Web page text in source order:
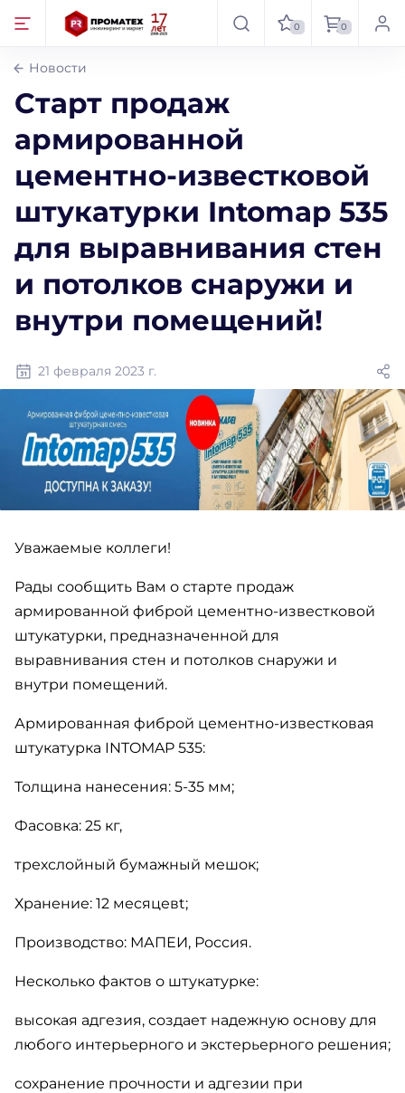
0 0
Новости
Старт продаж
армированной
цементно-известковой
штукатурки Intomap 535
для выравнивания стен
и потолков снаружи и
внутри помещений!
21 февраля 2023 г.
Уважаемые коллеги!
Рады сообщить Вам о старте продаж
армированной фиброй цементно-известковой
штукатурки, предназначенной для
выравнивания стен и потолков снаружи и
внутри помещений.
Армированная фиброй цементно-известковая
штукатурка INTOMAP 535:
Толщина нанесения: 5-35 мм;
Фасовка: 25 кг,
трехслойный бумажный мешок;
Хранение: 12 месяцевt;
Производство: МАПЕИ, Россия.
Несколько фактов о штукатурке:
высокая адгезия, создает надежную основу для
любого интерьерного и экстерьерного решения;
сохранение прочности и адгезии при